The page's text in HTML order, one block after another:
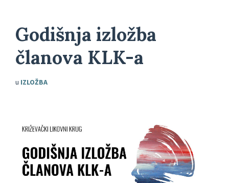
Godišnja izložba
članova KLK-a
u IZLOŽBA